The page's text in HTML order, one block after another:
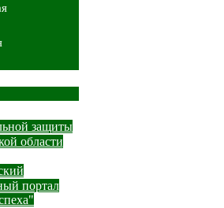
защиты
области
портал